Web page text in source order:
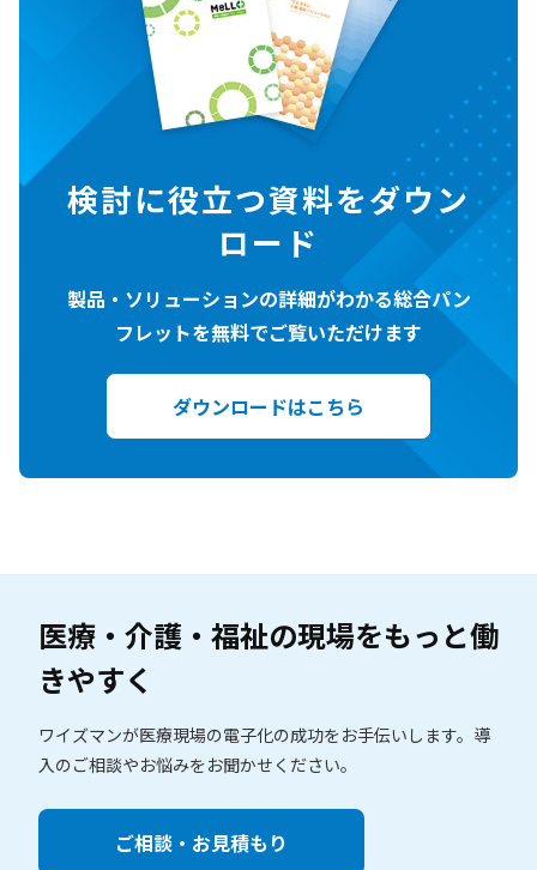
検討に役立つ資料をダウン
ロード
製品・ソリューションの詳細がわかる総合パン
フレットを無料でご覧いただけます
ダウンロードはこちら
医療・介護・福祉の現場をもっと働
きやすく
ワイズマンが医療現場の電子化の成功をお手伝いします。 導
入のご相談やお悩みをお聞かせください。
ご相談・お見積もり